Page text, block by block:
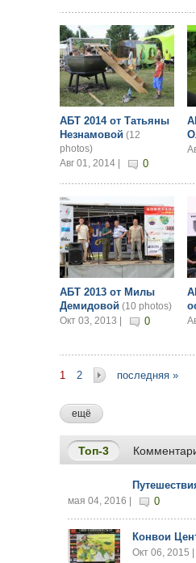
АБТ 2014 от Татьяны
Незнамовой (12
photos)
Авг 01, 2014 |
0
АБТ 2013 от Милы
Демидовой (10 photos)
Окт 03, 2013 |
0
1 2 последняя »
ещё
Топ-3 (активная
мая 04, 2016 | 0
Конвои
Окт 06, 2015 |